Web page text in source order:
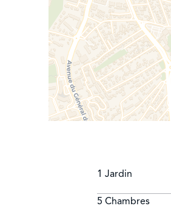
1 Jardin
5 Chambres